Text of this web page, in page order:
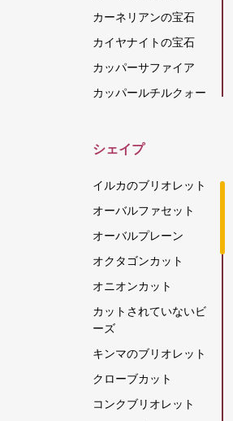
カーネリアンの宝石
カイヤナイトの宝石
カッパーサファイア
カッパールチルクォー
ット
カルセドニーの宝石
ライト
グリーンアパタイト
グリーンアメジスト
グリーンオニキス
グリーンカイヤナイト
グリーンストロベリー
クォーツ
グリーンモスクォーツ
クリスタルジェムスト
シェイプ
イルカのブリオレット
オーバルファセット
オーバルプレーン
オクタゴンカット
オニオンカット
カットされていないビ
ーズ
キンマのブリオレット
クローブカット
コンクブリオレット